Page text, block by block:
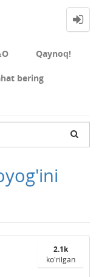
Qaynoq!
bering
2.1k
ko'rilgan